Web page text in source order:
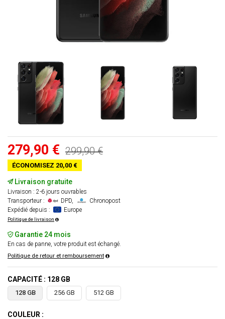
279,90 € 299,90 €
ÉCONOMISEZ 20,00 €
Livraison gratuite
Livraison : 2-6 jours ouvrables
Transporteur :
DPD,
Chronopost
Expédié depuis :
Europe
Politique de livraison
Garantie 24 mois
En cas de panne, votre produit est échangé.
Politique de retour et remboursement
CAPACITÉ : 128 GB
128 GB 256 GB 512 GB
COULEUR :